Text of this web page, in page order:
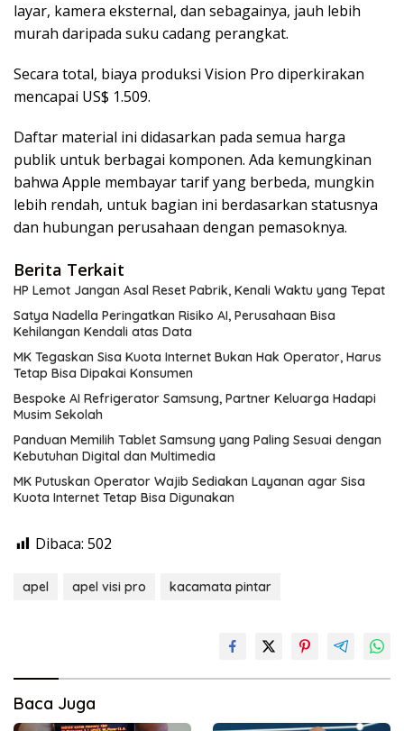
layar, kamera eksternal, dan sebagainya, jauh lebih
murah daripada suku cadang perangkat.
Secara total, biaya produksi Vision Pro diperkirakan
mencapai US$ 1.509.
Daftar material ini didasarkan pada semua harga
publik untuk berbagai komponen. Ada kemungkinan
bahwa Apple membayar tarif yang berbeda, mungkin
lebih rendah, untuk bagian ini berdasarkan statusnya
dan hubungan perusahaan dengan pemasoknya.
Berita Terkait
HP Lemot Jangan Asal Reset Pabrik, Kenali Waktu yang Tepat
Satya Nadella Peringatkan Risiko AI, Perusahaan Bisa
Kehilangan Kendali atas Data
MK Tegaskan Sisa Kuota Internet Bukan Hak Operator, Harus
Tetap Bisa Dipakai Konsumen
Bespoke AI Refrigerator Samsung, Partner Keluarga Hadapi
Musim Sekolah
Panduan Memilih Tablet Samsung yang Paling Sesuai dengan
Kebutuhan Digital dan Multimedia
MK Putuskan Operator Wajib Sediakan Layanan agar Sisa
Kuota Internet Tetap Bisa Digunakan
Dibaca: 502
apel apel visi pro kacamata pintar
Baca Juga